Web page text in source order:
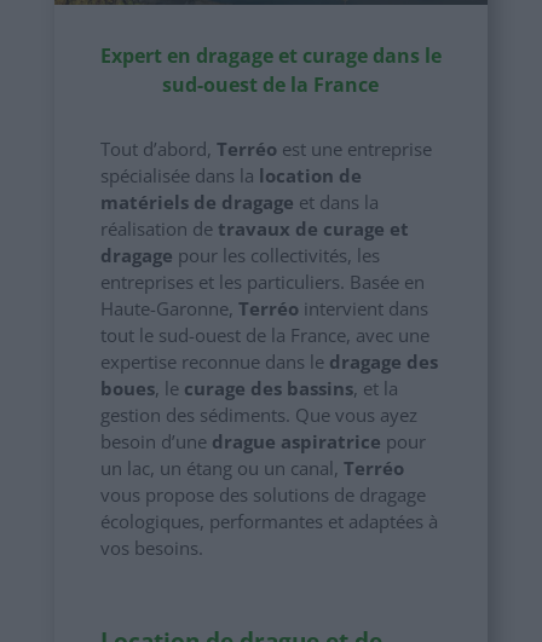
Expert en dragage et curage dans le
sud-ouest de la France
Tout d’abord, Terréoest une entreprise
spécialisée dans la location de
matériels de dragage et dans la
réalisation de travaux de curage et
dragage pour les collectivités, les
entreprises et les particuliers. Basée en
Haute-Garonne, Terréointervient dans
tout le sud-ouest de la France, avec une
expertise reconnue dans le dragage des
boues, le curage des bassins, et la
gestion des sédiments. Que vous ayez
besoin d’une drague aspiratrice pour
un lac, un étang ou un canal, Terréo
vous propose des solutions de dragage
écologiques, performantes et adaptées à
vos besoins.